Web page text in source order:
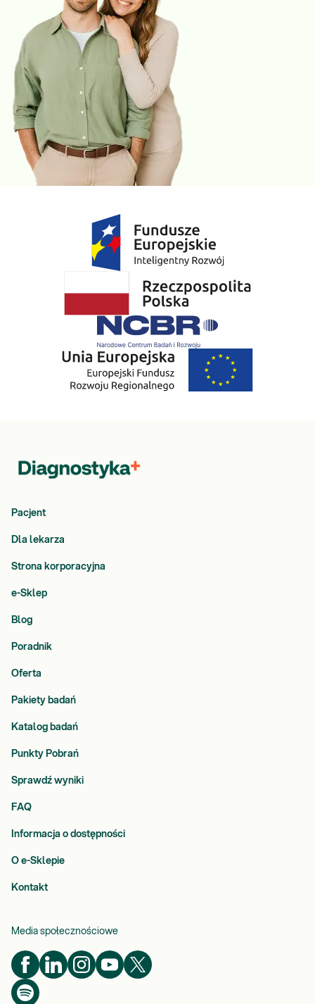
Pacjent
Dla lekarza
Strona korporacyjna
e-Sklep
Blog
Poradnik
Oferta
Pakiety badań
Katalog badań
Punkty Pobrań
Sprawdź wyniki
FAQ
Informacja o dostępności
O e-Sklepie
Kontakt
Media społecznościowe